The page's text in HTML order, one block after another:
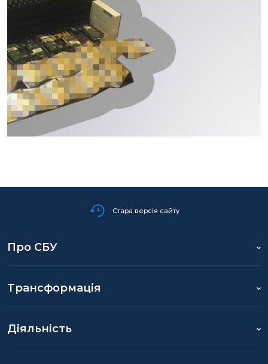
Стара версія сайту
Про СБУ
Трансформація
Діяльність